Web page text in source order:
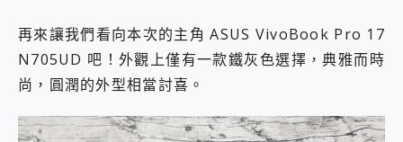
再來讓我們看向本次的主角 ASUS VivoBook Pro 17
N705UD 吧！外觀上僅有一款鐵灰色選擇，典雅而時
尚，圓潤的外型相當討喜。